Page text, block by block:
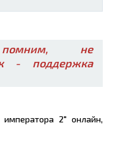
не
- поддержка
2" онлайн,